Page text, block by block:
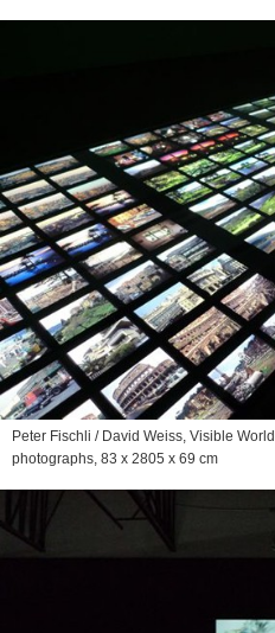
Peter Fischli / David Weiss, Visible World
photographs, 83 x 2805 x 69 cm